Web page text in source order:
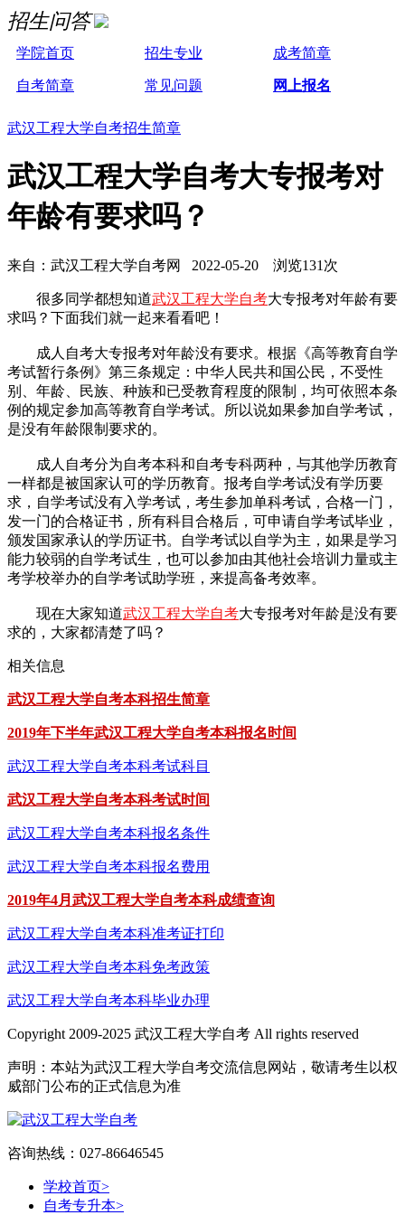
招生问答
学院首页 招生专业 成考简章
自考简章 常见问题 网上报名
武汉工程大学自考招生简章
武汉工程大学自考大专报考对
年龄有要求吗？
来自：武汉工程大学自考网 2022-05-20 浏览131次
很多同学都想知道武汉工程大学自考大专报考对年龄有要
求吗？下面我们就一起来看看吧！
成人自考大专报考对年龄没有要求。根据《高等教育自学
考试暂行条例》第三条规定：中华人民共和国公民，不受性
别、年龄、民族、种族和已受教育程度的限制，均可依照本条
例的规定参加高等教育自学考试。所以说如果参加自学考试，
是没有年龄限制要求的。
成人自考分为自考本科和自考专科两种，与其他学历教育
一样都是被国家认可的学历教育。报考自学考试没有学历要
求，自学考试没有入学考试，考生参加单科考试，合格一门，
发一门的合格证书，所有科目合格后，可申请自学考试毕业，
颁发国家承认的学历证书。自学考试以自学为主，如果是学习
能力较弱的自学考试生，也可以参加由其他社会培训力量或主
考学校举办的自学考试助学班，来提高备考效率。
现在大家知道武汉工程大学自考大专报考对年龄是没有要
求的，大家都清楚了吗？
相关信息
武汉工程大学自考本科招生简章
2019年下半年武汉工程大学自考本科报名时间
武汉工程大学自考本科考试科目
武汉工程大学自考本科考试时间
武汉工程大学自考本科报名条件
武汉工程大学自考本科报名费用
2019年4月武汉工程大学自考本科成绩查询
武汉工程大学自考本科准考证打印
武汉工程大学自考本科免考政策
武汉工程大学自考本科毕业办理
Copyright 2009-2025 武汉工程大学自考 All rights reserved
声明：本站为武汉工程大学自考交流信息网站，敬请考生以权
威部门公布的正式信息为准
咨询热线：027-86646545
学校首页>
自考专升本>